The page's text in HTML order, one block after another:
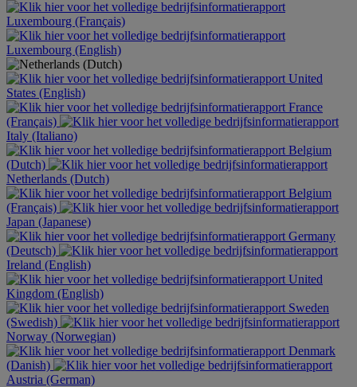
Luxembourg (Français)
Luxembourg (English)
United
States (English)
France
(Français)
Italy (Italiano)
Belgium
(Dutch)
Netherlands (Dutch)
Belgium
(Français)
Japan (Japanese)
Germany
(Deutsch)
Ireland (English)
United
Kingdom (English)
Sweden
(Swedish)
Norway (Norwegian)
Denmark
(Danish)
Austria (German)